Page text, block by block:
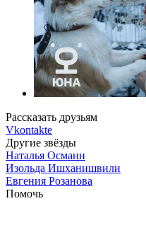
Рассказать друзьям
Vkontakte
Другие звёзды
Наталья Османн
Изольда Ишханишвили
Евгения Розанова
Помочь